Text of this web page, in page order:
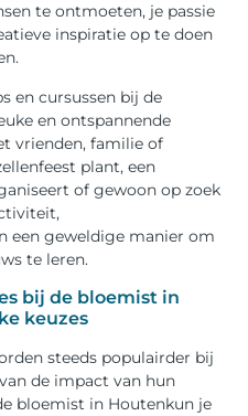
te ontmoeten, je passie
inspiratie op te doen
en cursussen bij de
en ontspannende
vrienden, familie of
plant, een
of gewoon op zoek
een geweldige manier om
te leren.
bij de bloemist in
keuzes
steeds populairder bij
de impact van hun
bloemist in Houtenkun je